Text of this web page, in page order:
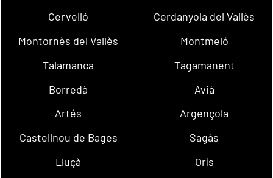
Cervelló
Cerdanyola del Vallès
Montornès del Vallès
Montmeló
Talamanca
Tagamanent
Borredà
Avià
Artés
Argençola
Castellnou de Bages
Sagàs
Lluçà
Orís